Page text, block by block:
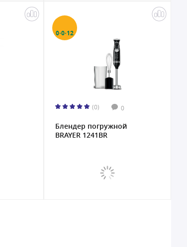
0·0·12
(0) 0
Блендер погружной
BRAYER 1241BR